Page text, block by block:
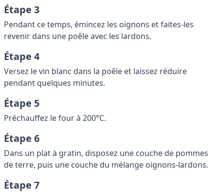
Étape 3
Pendant ce temps, émincez les oignons et faites-les
revenir dans une poêle avec les lardons.
Étape 4
Versez le vin blanc dans la poêle et laissez réduire
pendant quelques minutes.
Étape 5
Préchauffez le four à 200°C.
Étape 6
Dans un plat à gratin, disposez une couche de pommes
de terre, puis une couche du mélange oignons-lardons.
Étape 7